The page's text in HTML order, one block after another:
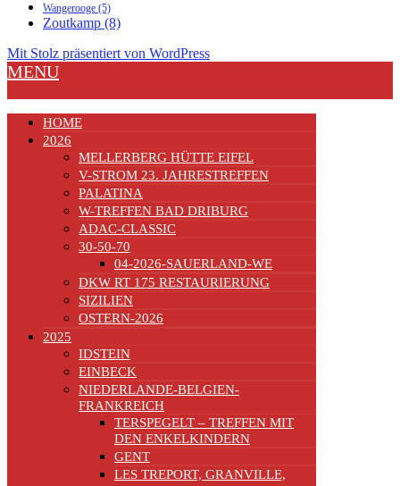
Wangerooge (5)
Zoutkamp (8)
Mit Stolz präsentiert von WordPress
MENU
HOME
2026
MELLERBERG HÜTTE EIFEL
V-STROM 23. JAHRESTREFFEN
PALATINA
W-TREFFEN BAD DRIBURG
ADAC-CLASSIC
30-50-70
04-2026-SAUERLAND-WE
DKW RT 175 RESTAURIERUNG
SIZILIEN
OSTERN-2026
2025
IDSTEIN
EINBECK
NIEDERLANDE-BELGIEN-
FRANKREICH
TERSPEGELT – TREFFEN MIT
DEN ENKELKINDERN
GENT
LES TREPORT, GRANVILLE,